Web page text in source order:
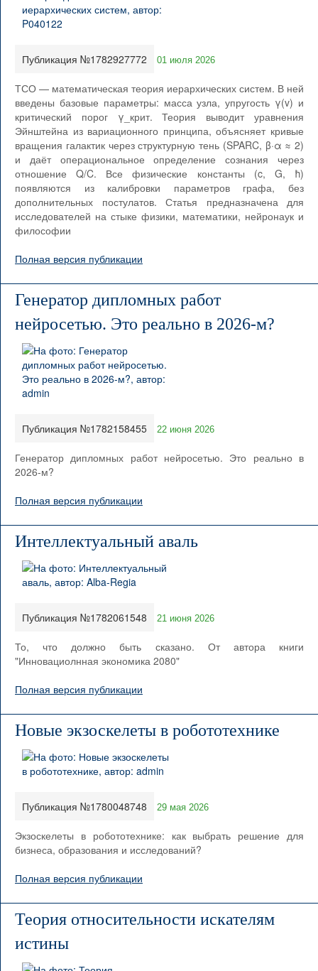
Публикация №1782927772 01 июля 2026
ТСО — математическая теория иерархических систем. В ней
введены базовые параметры: масса узла, упругость γ(v) и
критический порог γ_крит. Теория выводит уравнения
Эйнштейна из вариационного принципа, объясняет кривые
вращения галактик через структурную тень (SPARC, β·α ≈ 2)
и даёт операциональное определение сознания через
отношение Q/C. Все физические константы (c, G, ħ)
появляются из калибровки параметров графа, без
дополнительных постулатов. Статья предназначена для
исследователей на стыке физики, математики, нейронаук и
философии
Полная версия публикации
Генератор дипломных работ
нейросетью. Это реально в 2026-м?
Публикация №1782158455 22 июня 2026
Генератор дипломных работ нейросетью. Это реально в
2026-м?
Полная версия публикации
Интеллектуальный аваль
Публикация №1782061548 21 июня 2026
То, что должно быть сказано. От автора книги
"Инновациолнная экономика 2080"
Полная версия публикации
Новые экзоскелеты в робототехнике
Публикация №1780048748 29 мая 2026
Экзоскелеты в робототехнике: как выбрать решение для
бизнеса, образования и исследований?
Полная версия публикации
Теория относительности искателям
истины